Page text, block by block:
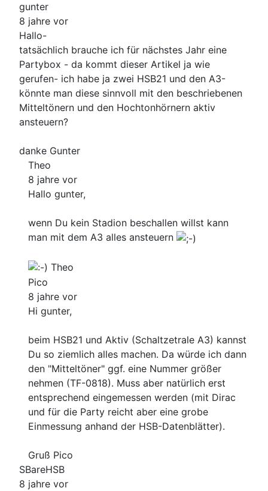
gunter
8 jahre vor
Hallo-
tatsächlich brauche ich für nächstes Jahr eine
Partybox - da kommt dieser Artikel ja wie
gerufen- ich habe ja zwei HSB21 und den A3-
könnte man diese sinnvoll mit den beschriebenen
Mitteltönern und den Hochtonhörnern aktiv
ansteuern?
danke Gunter
Theo
8 jahre vor
Hallo gunter,
wenn Du kein Stadion beschallen willst kann
man mit dem A3 alles ansteuern
Theo
Pico
8 jahre vor
Hi gunter,
beim HSB21 und Aktiv (Schaltzetrale A3) kannst
Du so ziemlich alles machen. Da würde ich dann
den "Mitteltöner" ggf. eine Nummer größer
nehmen (TF-0818). Muss aber natürlich erst
entsprechend eingemessen werden (mit Dirac
und für die Party reicht aber eine grobe
Einmessung anhand der HSB-Datenblätter).
Gruß Pico
SBareHSB
8 jahre vor